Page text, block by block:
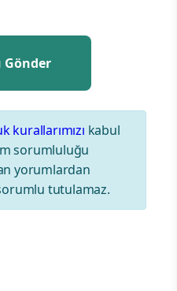
kurallarımızı kabul
sorumluluğu
yorumlardan
tutulamaz.